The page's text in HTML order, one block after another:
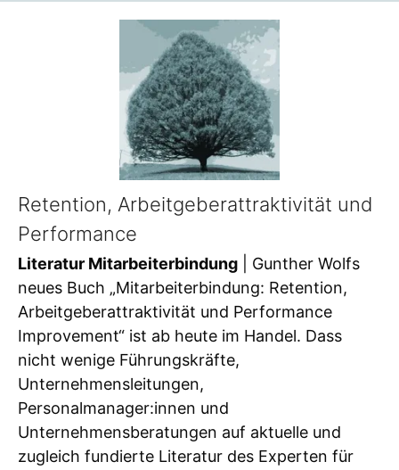
Retention, Arbeitgeberattraktivität und
Performance
Literatur Mitarbeiterbindung | Gunther Wolfs
neues Buch „Mitarbeiterbindung: Retention,
Arbeitgeberattraktivität und Performance
Improvement“ ist ab heute im Handel. Dass
nicht wenige Führungskräfte,
Unternehmensleitungen,
Personalmanager:innen und
Unternehmensberatungen auf aktuelle und
zugleich fundierte Literatur des Experten für